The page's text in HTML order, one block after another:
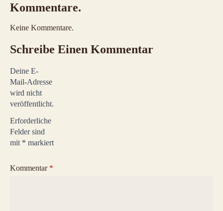
Kommentare.
Keine Kommentare.
Schreibe Einen Kommentar
Deine E-
Mail-Adresse
wird nicht
veröffentlicht.
Erforderliche
Felder sind
mit * markiert
Kommentar *